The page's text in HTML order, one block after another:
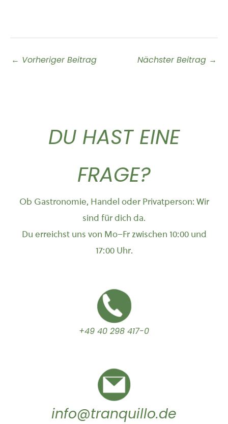
← Vorheriger Beitrag Nächster Beitrag →
DU HAST EINE
FRAGE?
Ob Gastronomie, Handel oder Privatperson: Wir
sind für dich da.
Du erreichst uns von Mo–Fr zwischen 10:00 und
17:00 Uhr.
+49 40 298 417-0
info@tranquillo.de